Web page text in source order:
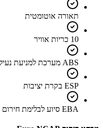
תאורה אוטומטית
10 כריות אוויר
ABS מערכת למניעת נעילת גלגלים
ESP בקרת יציבות
EBA סיוע לבלימת חירום